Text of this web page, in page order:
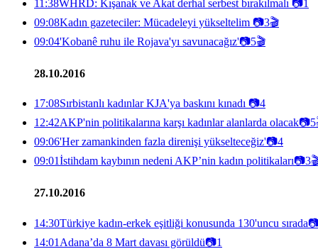
11:38WHRD: Kışanak ve Akat derhal serbest bırakılmalı 📷1
09:08Kadın gazeteciler: Mücadeleyi yükseltelim 📷3🎬
09:04'Kobanê ruhu ile Rojava'yı savunacağız'📷5🎬
28.10.2016
17:08Sırbistanlı kadınlar KJA'ya baskını kınadı 📷4
12:42AKP'nin politikalarına karşı kadınlar alanlarda olacak📷5
09:06'Her zamankinden fazla direnişi yükselteceğiz'📷4
09:01İstihdam kaybının nedeni AKP’nin kadın politikaları📷3
27.10.2016
14:30Türkiye kadın-erkek eşitliği konusunda 130'uncu sırada
14:01 Adana’da 8 Mart davası görüldü📷1